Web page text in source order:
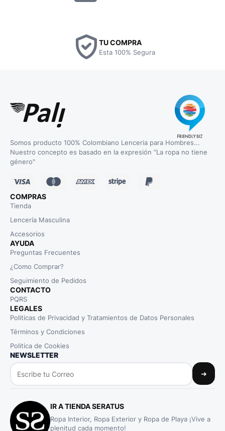
TU COMPRA
Esta 100% Segura
Somos producto 100% Colombiano Lenceria para Hombres...
Nuestro concepto es basado en la expresión “La ropa no tiene
género"
COMPRAS
Tienda
Lencería Masculina
Accesorios
AYUDA
Preguntas Frecuentes
¿Como Comprar?
Seguimiento de Pedidos
CONTACTO
PQRS
LEGALES
Politicas de Privacidad y Tratamientos de Datos Personales
Términos y Condiciones
Politica de Cookies
NEWSLETTER
➜
IR A TIENDA SERATUS
Ropa Interior, Ropa Exterior y Ropa de Playa ¡Vive a
plenitud cada momento!